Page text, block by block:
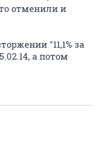
отменили и
"11,1% за
а потом